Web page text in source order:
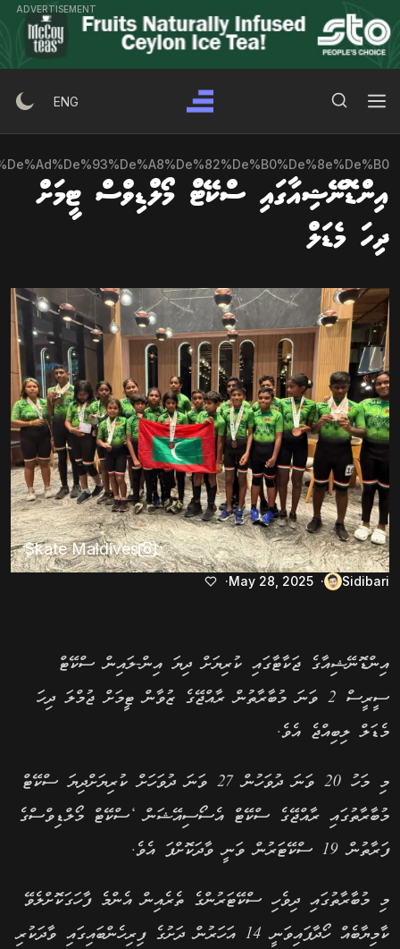
to
content
ADVERTISEMENT
Search
for:
ENG
އިންޑޮނޭޝިއާގައި ސްކޭޓް މޯލްޑިވްސް ޓީމަށް
ދިހަ މެޑަލް
Skate Maldives
Sidibari
May 28, 2025
އިންޑޮނޭޝިއާގެ ޖަކާޓާގައި ކުރިޔަށް ދިޔަ އިން-ލައިން ސްކޭޓް
ސީރީސް 2 ވަނަ މުބާރާތުން ރާއްޖޭގެ ޒުވާން ޓީމަށް ޖުމްލަ ދިހަ
މެޑަލް ލިބިއްޖެ އެވެ.
މި މަހު 20 ވަނަ ދުވަހުން 27 ވަނަ ދުވަހަށް ކުރިޔަށްދިޔަ ސްކޭޓް
މުބާރާތުގައި ރާއްޖޭގެ ސްކޭޓް އެސޯސިއޭޝަން ‘ސްކޭޓް މޯލްޑިވްސްގެ
ފަރާތުން 19 ސްކޭޓަރުން ވަނީ ވާދަކޮށްފަ އެވެ.
މި މުބާރާތުގައި ދިވެހި ސްކޭޓަރުންގެ ތެރެއިން އެންމެ ފާހަގަކޮށްލެވޭ
ކާމިޔާބެއް ހޯދާފައިވަނީ 14 އަހަރުން ދަށުގެ ފިރިހެންބައިގައި ވާދަކުރި